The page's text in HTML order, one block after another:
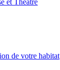
et Théâtre
de votre habitat